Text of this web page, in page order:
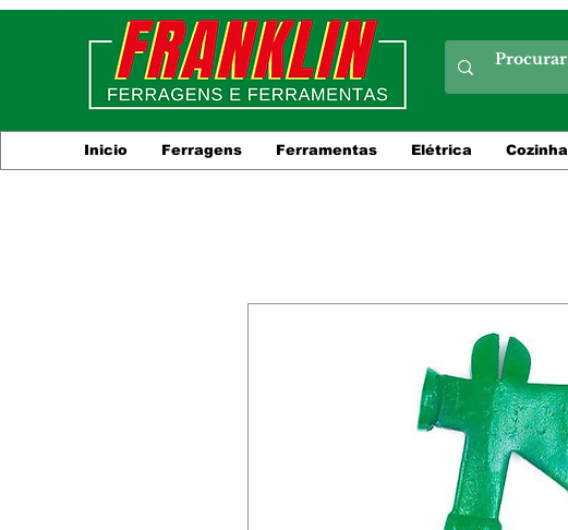
Inicio Ferragens Ferramentas Elétrica Cozinha